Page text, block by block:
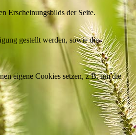
Erscheinungsbilds der Seite.
gestellt werden, sowie die
eigene Cookies setzen, z.B. um die